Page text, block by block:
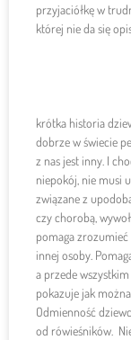
przyjaciółkę w
której
Autorka.
krótka historia
dobrze w świecie
z nas jest inny. I
niepokój, nie musi
związane z
czy chorobą,
pomaga
innej osoby.
a przede
pokazuje jak
Odmienność
od rówieśników.